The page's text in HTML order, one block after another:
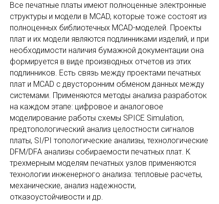
Все печатные платы имеют полноценные электронные
структуры и модели в MCAD, которые тоже состоят из
полноценных библиотечных MCAD-моделей. Проекты
плат и их модели являются подлинниками изделий, и при
необходимости наличия бумажной документации она
формируется в виде производных отчетов из этих
подлинников. Есть связь между проектами печатных
плат и MCAD с двусторонним обменом данных между
системами. Применяются методы анализа разработок
на каждом этапе: цифровое и аналоговое
моделирование работы схемы SPICE Simulation,
предтопологический анализ целостности сигналов
платы, SI/PI топологические анализы, технологические
DFM/DFA анализы собираемости печатных плат. К
трехмерным моделям печатных узлов применяются
технологии инженерного анализа: тепловые расчеты,
механические, анализ надежности,
отказоустойчивости и др.